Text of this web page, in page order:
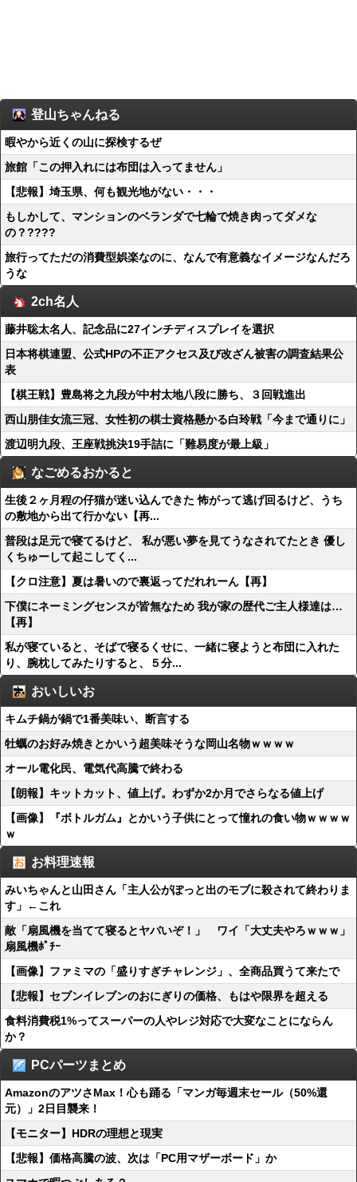
登山ちゃんねる
暇やから近くの山に探検するぜ
旅館「この押入れには布団は入ってません」
【悲報】埼玉県、何も観光地がない・・・
もしかして、マンションのベランダで七輪で焼き肉ってダメな
の？????
旅行ってただの消費型娯楽なのに、なんで有意義なイメージなんだろ
うな
2ch名人
藤井聡太名人、記念品に27インチディスプレイを選択
日本将棋連盟、公式HPの不正アクセス及び改ざん被害の調査結果公
表
【棋王戦】豊島将之九段が中村太地八段に勝ち、３回戦進出
西山朋佳女流三冠、女性初の棋士資格懸かる白玲戦「今まで通りに」
渡辺明九段、王座戦挑決19手詰に「難易度が最上級」
なごめるおかると
生後２ヶ月程の仔猫が迷い込んできた 怖がって逃げ回るけど、うち
の敷地から出て行かない【再...
普段は足元で寝てるけど、 私が悪い夢を見てうなされてたとき 優し
くちゅーして起こしてく...
【クロ注意】夏は暑いので裏返ってだれれーん【再】
下僕にネーミングセンスが皆無なため 我が家の歴代ご主人様達は…
【再】
私が寝ていると、そばで寝るくせに、一緒に寝ようと布団に入れた
り、腕枕してみたりすると、５分...
おいしいお
キムチ鍋が鍋で1番美味い、断言する
牡蠣のお好み焼きとかいう超美味そうな岡山名物ｗｗｗｗ
オール電化民、電気代高騰で終わる
【朗報】キットカット、値上げ。わずか2か月でさらなる値上げ
【画像】『ボトルガム』とかいう子供にとって憧れの食い物ｗｗｗｗ
ｗ
お料理速報
みいちゃんと山田さん「主人公がぽっと出のモブに殺されて終わりま
す」←これ
敵「扇風機を当てて寝るとヤバいぞ！」 ワイ「大丈夫やろｗｗｗ」
扇風機ﾎﾟﾁｰ
【画像】ファミマの「盛りすぎチャレンジ」、全商品買うて来たで
【悲報】セブンイレブンのおにぎりの価格、もはや限界を超える
食料消費税1%ってスーパーの人やレジ対応で大変なことにならん
か？
PCパーツまとめ
AmazonのアツさMax！心も踊る「マンガ毎週末セール（50%還
元）」2日目襲来！
【モニター】HDRの理想と現実
【悲報】価格高騰の波、次は「PC用マザーボード」か